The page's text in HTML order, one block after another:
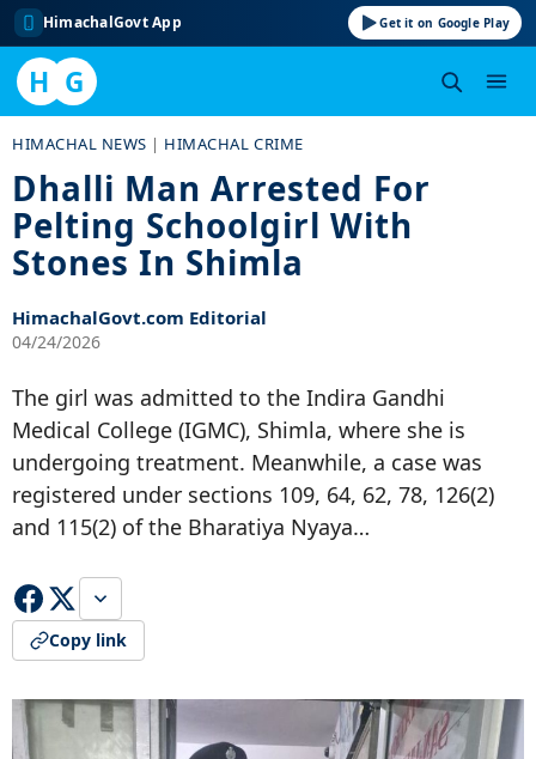
HimachalGovt App Get it on Google Play
H G
content
HIMACHAL NEWS | HIMACHAL CRIME
Dhalli Man Arrested For
Pelting Schoolgirl With
Stones In Shimla
HimachalGovt.com Editorial
04/24/2026
The girl was admitted to the Indira Gandhi
Medical College (IGMC), Shimla, where she is
undergoing treatment. Meanwhile, a case was
registered under sections 109, 64, 62, 78, 126(2)
and 115(2) of the Bharatiya Nyaya…
Copy link